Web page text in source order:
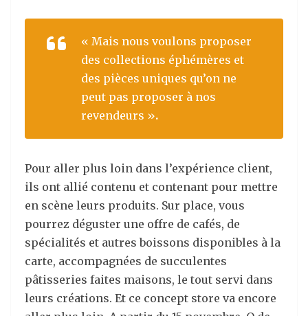
« Mais nous voulons proposer
des collections éphémères et
des pièces uniques qu’on ne
peut pas proposer à nos
revendeurs ».
Pour aller plus loin dans l’expérience client,
ils ont allié contenu et contenant pour mettre
en scène leurs produits. Sur place, vous
pourrez déguster une offre de cafés, de
spécialités et autres boissons disponibles à la
carte, accompagnées de succulentes
pâtisseries faites maisons, le tout servi dans
leurs créations. Et ce concept store va encore